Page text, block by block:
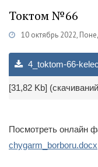
Токтом №66
10 октябрь 2022,
4_toktom-66-
[31,82 Kb]
Посмотреть онлайн
chygarm_borboru.docx